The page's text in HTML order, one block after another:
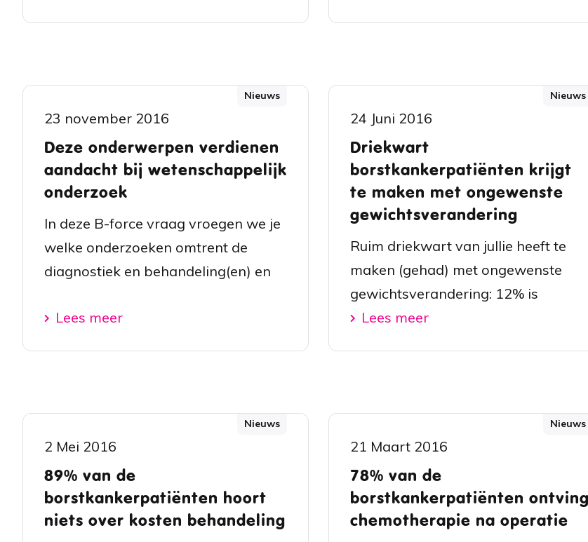
Nieuws
23 november 2016
Deze onderwerpen verdienen
aandacht bij wetenschappelijk
onderzoek
In deze B-force vraag vroegen we je
welke onderzoeken omtrent de
diagnostiek en behandeling(en) en
Lees meer
Nieuws
24 Juni 2016
Driekwart
borstkankerpatiënten krijgt
te maken met ongewenste
gewichtsverandering
Ruim driekwart van jullie heeft te
maken (gehad) met ongewenste
gewichtsverandering: 12% is
Lees meer
Nieuws
2 Mei 2016
89% van de
borstkankerpatiënten hoort
niets over kosten behandeling
Nieuws
21 Maart 2016
78% van de
borstkankerpatiënten ontving
chemotherapie na operatie